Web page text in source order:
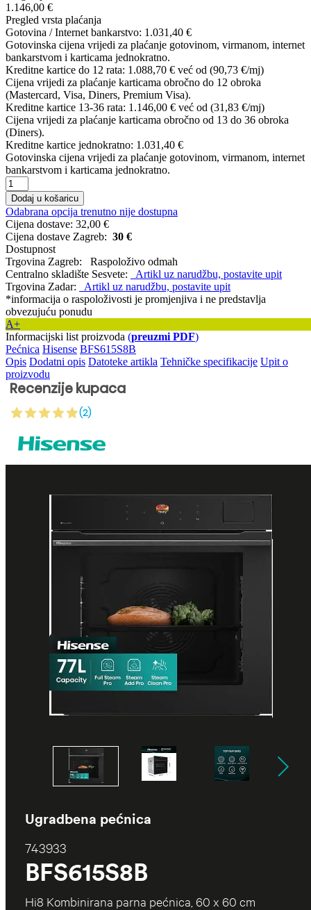
1.146,00 €
Pregled vrsta plaćanja
Gotovina / Internet bankarstvo: 1.031,40 €
Gotovinska cijena vrijedi za plaćanje gotovinom, virmanom, internet
bankarstvom i karticama jednokratno.
Kreditne kartice do 12 rata: 1.088,70 € već od (90,73 €/mj)
Cijena vrijedi za plaćanje karticama obročno do 12 obroka
(Mastercard, Visa, Diners, Premium Visa).
Kreditne kartice 13-36 rata: 1.146,00 € već od (31,83 €/mj)
Cijena vrijedi za plaćanje karticama obročno od 13 do 36 obroka
(Diners).
Kreditne kartice jednokratno: 1.031,40 €
Gotovinska cijena vrijedi za plaćanje gotovinom, virmanom, internet
bankarstvom i karticama jednokratno.
Dodaj u košaricu
Odabrana opcija trenutno nije dostupna
Cijena dostave: 32,00 €
Cijena dostave Zagreb: 30 €
Dostupnost
Trgovina Zagreb:
Raspoloživo odmah
Centralno skladište Sesvete:
Artikl uz narudžbu, postavite upit
Trgovina Zadar:
Artikl uz narudžbu, postavite upit
*informacija o raspoloživosti je promjenjiva i ne predstavlja
obvezujuću ponudu
A+
Informacijski list proizvoda (preuzmi PDF)
Pećnica Hisense BFS615S8B
Opis Dodatni opis Datoteke artikla Tehničke specifikacije Upit o
proizvodu
Recenzije kupaca
(2)
Ugradbena pećnica
743933
BFS615S8B
Hi8 Kombinirana parna pećnica, 60 x 60 cm